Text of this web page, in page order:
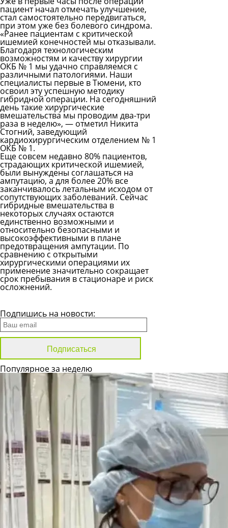
пациент начал отмечать улучшение,
стал самостоятельно передвигаться,
при этом уже без болевого синдрома.
«Ранее пациентам с критической
ишемией конечностей мы отказывали.
Благодаря технологическим
возможностям и качеству хирургии
ОКБ № 1 мы удачно справляемся с
различными патологиями. Наши
специалисты первые в Тюмени, кто
освоил эту успешную методику
гибридной операции. На сегодняшний
день такие хирургические
вмешательства мы проводим два-три
раза в неделю», — отметил Никита
Стогний, заведующий
кардиохирургическим отделением № 1
ОКБ № 1.
Еще совсем недавно 80% пациентов,
страдающих критической ишемией,
были вынуждены соглашаться на
ампутацию, а для более 20% все
заканчивалось летальным исходом от
сопутствующих заболеваний. Сейчас
гибридные вмешательства в
некоторых случаях остаются
единственно возможными и
относительно безопасными и
высокоэффективными в плане
предотвращения ампутации. По
сравнению с открытыми
хирургическими операциями их
применение значительно сокращает
срок пребывания в стационаре и риск
осложнений.
Подпишись на новости:
Популярное за неделю